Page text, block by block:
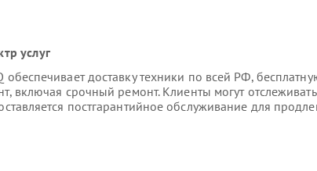
услуг
обеспечивает доставку техники по всей РФ,
включая срочный ремонт. Клиенты могут отслеживать
постгарантийное обслуживание для